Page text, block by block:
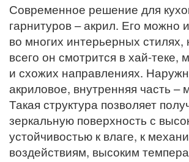
Современное решение для
гарнитуров – акрил. Его можно
во многих интерьерных
всего он смотрится в хай-теке,
и схожих направлениях.
акриловое, внутренняя часть –
Такая структура позволяет
зеркальную поверхность с
устойчивостью к влаге, к
воздействиям, высоким